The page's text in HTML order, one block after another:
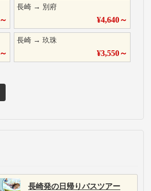
～
長崎 → 別府
¥4,640～
～
長崎 →玖珠
¥3,550～
長崎発の日帰りバスツアー